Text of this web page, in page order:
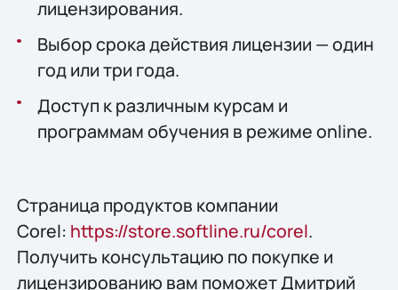
лицензирования.
Выбор срока действия лицензии — один
год или три года.
Доступ к различным курсам и
программам обучения в режиме online.
Страница продуктов компании
Corel: https://store.softline.ru/corel.
Получить консультацию по покупке и
лицензированию вам поможет Дмитрий